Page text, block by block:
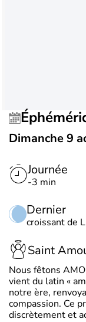
Dimanche 9
Journée
-3 min
Dernier
croissant de
Saint
Nous fêtons
vient du latin «
notre ère,
compassion. Ce
discrètement et